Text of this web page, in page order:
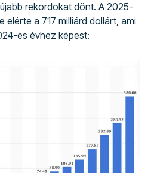
rekordokat dönt. A 2025-
elérte a 717 milliárd dollárt, ami
es évhez képest: